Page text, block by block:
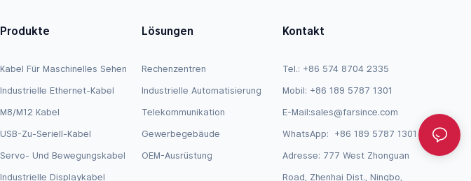
Produkte
Kabel Für Maschinelles Sehen
Industrielle Ethernet-Kabel
M8/M12 Kabel
USB-Zu-Seriell-Kabel
Servo- Und Bewegungskabel
Industrielle Displaykabel
Lösungen
Rechenzentren
Industrielle Automatisierung
Telekommunikation
Gewerbegebäude
OEM-Ausrüstung
Kontakt
Tel.: +86 574 8704 2335
Mobil: +86 189 5787 1301
E-Mail:sales@farsince.com
WhatsApp: +86 189 5787 1301
Adresse: 777 West Zhonguan
Road, Zhenhai Dist., Ningbo,